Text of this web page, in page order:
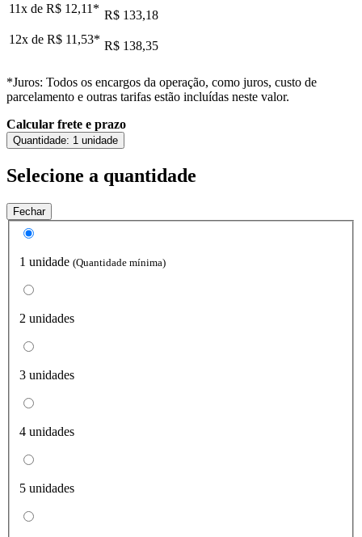
11x de R$ 12,11 * R$ 133,18
12x de R$ 11,53* R$ 138,35
*Juros: Todos os encargos da operação, como juros, custo de
parcelamento e outras tarifas estão incluídas neste valor.
Calcular frete e prazo
Quantidade: 1 unidade
Selecione a quantidade
Fechar
1 unidade (Quantidade mínima)
2 unidades
3 unidades
4 unidades
5 unidades